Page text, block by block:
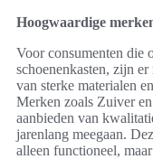
Hoogwaardige
Voor consumenten die
schoenenkasten, zijn
van sterke materialen
Merken zoals Zuiver
aanbieden van
jarenlang meegaan.
alleen functioneel,